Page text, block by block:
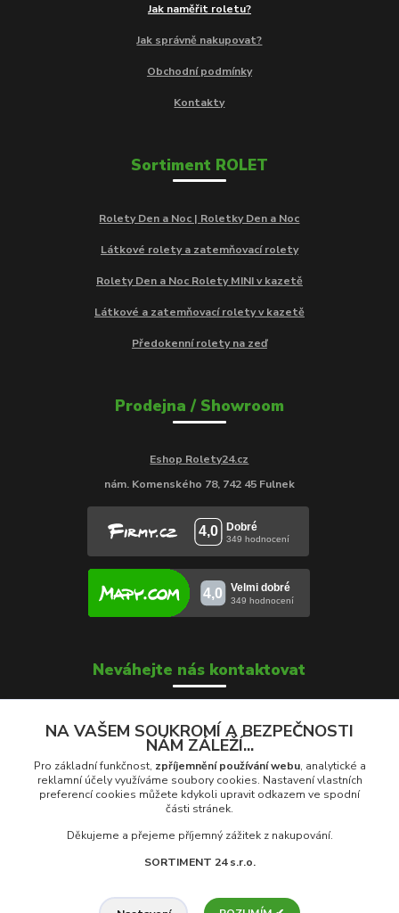
Jak naměřit roletu?
Jak správně nakupovat?
Obchodní podmínky
Kontakty
Sortiment ROLET
Rolety Den a Noc | Roletky Den a Noc
Látkové rolety a zatemňovací rolety
Rolety Den a Noc Rolety MINI v kazetě
Látkové a zatemňovací rolety v kazetě
Předokenní rolety na zeď
Prodejna / Showroom
Eshop Rolety24.cz
nám. Komenského 78, 742 45 Fulnek
Neváhejte nás kontaktovat
Soňa Škrobánková
+420 739 000 639
Po - Pá: 8:00 - 16:00
prodej@rolety24.cz
NA VAŠEM SOUKROMÍ A BEZPEČNOSTI
NÁM ZÁLEŽÍ...
Pro základní funkčnost, zpříjemnění používání webu, analytické a
reklamní účely využíváme soubory cookies. Nastavení vlastních
preferencí cookies můžete kdykoli upravit odkazem ve spodní
části stránek.
Děkujeme a přejeme příjemný zážitek z nakupování.
SORTIMENT 24 s.r.o.